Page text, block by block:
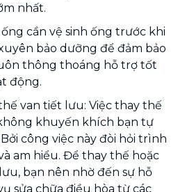
nhất.
cần vệ sinh ống trước khi
bảo dưỡng để đảm bảo
thông thoáng hỗ trợ tốt
động.
van tiết lưu: Việc thay thế
khuyến khích bạn tự
công việc này đòi hỏi trình
am hiểu. Để thay thế hoặc
bạn nên nhờ đến sự hỗ
sửa chữa điều hòa từ các